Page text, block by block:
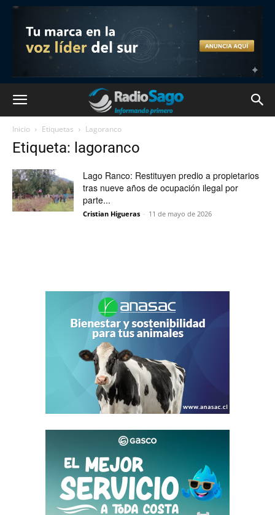
Inicio Etiquetas Lagoranco
Etiqueta: lagoranco
Lago Ranco: Restituyen predio a propietarios
tras nueve años de ocupación ilegal por
parte...
Cristian Higueras - 11 de mayo de 2026